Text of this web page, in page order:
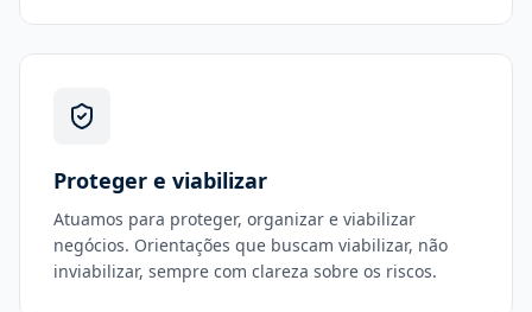
Proteger e viabilizar
Atuamos para proteger, organizar e viabilizar
negócios. Orientações que buscam viabilizar, não
inviabilizar, sempre com clareza sobre os riscos.